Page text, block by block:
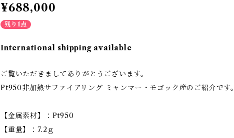
¥688,000
残り1点
International shipping available
ご覧いただきましてありがとうございます。
Pt950非加熱サファイアリング ミャンマー・モゴック産のご紹介です。
【金属素材】：Pt950
【重量】：7.2ｇ